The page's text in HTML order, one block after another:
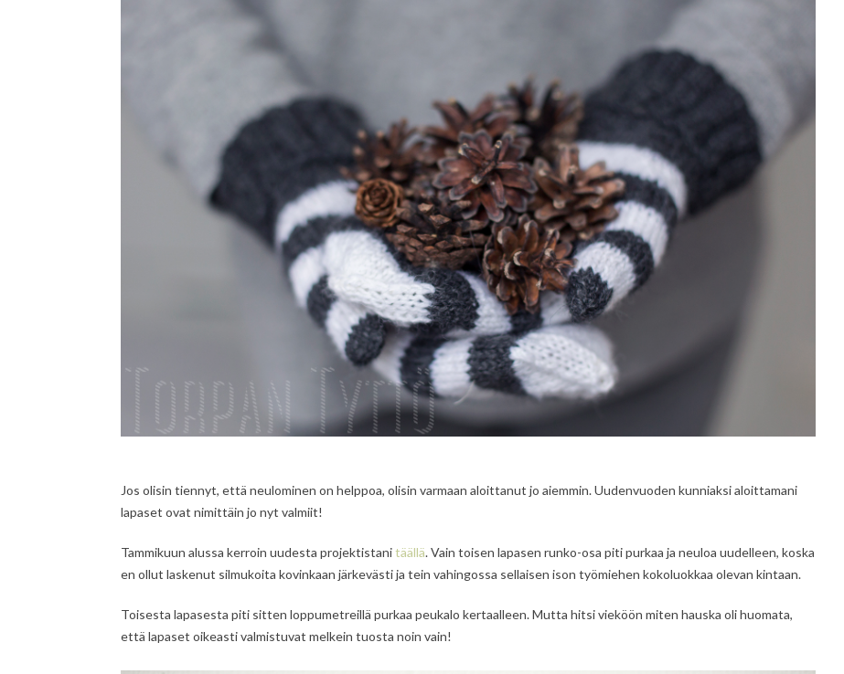
Jos olisin tiennyt, että neulominen on helppoa, olisin varmaan aloittanut jo aiemmin. Uudenvuoden kunniaksi aloittamani
lapaset ovat nimittäin jo nyt valmiit!
Tammikuun alussa kerroin uudesta projektistanitäällä. Vain toisen lapasen runko-osa piti purkaa ja neuloa uudelleen, koska
en ollut laskenut silmukoita kovinkaan järkevästi ja tein vahingossa sellaisen ison työmiehen kokoluokkaa olevan kintaan.
Toisesta lapasesta piti sitten loppumetreillä purkaa peukalo kertaalleen. Mutta hitsi vieköön miten hauska oli huomata,
että lapaset oikeasti valmistuvat melkein tuosta noin vain!